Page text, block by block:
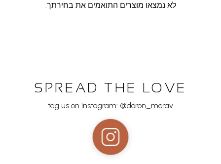
לא נמצאו מוצרים התואמים את בחירתך.
SPREAD THE LOVE
tag us on Instagram: @doron_merav